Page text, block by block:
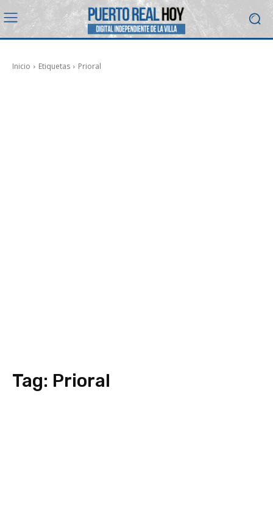
Inicio Etiquetas Prioral
Tag: Prioral